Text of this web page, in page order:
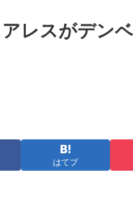
レスがデン
はてブ